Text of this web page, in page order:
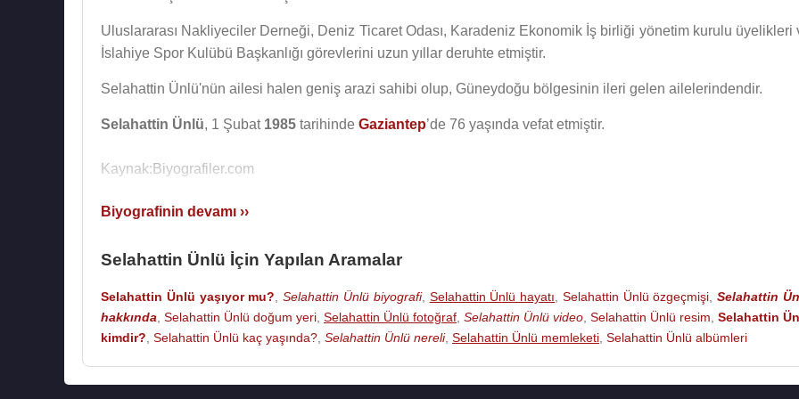
Uluslararası Nakliyeciler Derneği, Deniz Ticaret Odası, Karadeniz Ekonomik İş birliği yönetim kurulu üyelikleri
İslahiye Spor Kulübü Başkanlığı görevlerini uzun yıllar deruhte etmiştir.
Selahattin Ünlü'nün ailesi halen geniş arazi sahibi olup, Güneydoğu bölgesinin ileri gelen ailelerindendir.
Selahattin Ünlü, 1 Şubat 1985 tarihinde Gaziantep’de 76 yaşında vefat etmiştir.
Kaynak:Biyografiler.com
Biyografinin devamı ››
Selahattin Ünlü İçin Yapılan Aramalar
Selahattin Ünlü yaşıyor mu? ,Selahattin Ünlü biyografi, Selahattin Ünlü hayatı Selahattin Ünlü özgeçmişi ,Selahattin
hakkında Selahattin Ünlü doğum yeri Selahattin Ünlü fotoğraf Selahattin Ünlü video Selahattin Ünlü resim Selahattin
kimdir? Selahattin Ünlü kaç yaşında? Selahattin Ünlü nereli, Selahattin Ünlü memleketi Selahattin Ünlü albümleri